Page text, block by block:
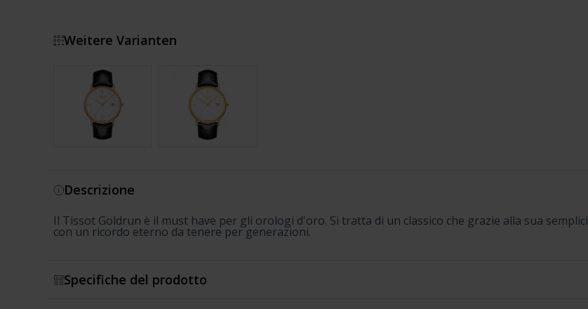
Weitere Varianten
Descrizione
Il Tissot Goldrun è il must have per gli orologi d'oro. Si tratta di un classico che grazie alla sua
con un ricordo eterno da tenere per generazioni.
Specifiche del prodotto